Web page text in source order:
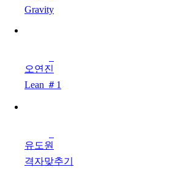
Gravity
오연진
Lean ＃1
유도원
격자맞추기